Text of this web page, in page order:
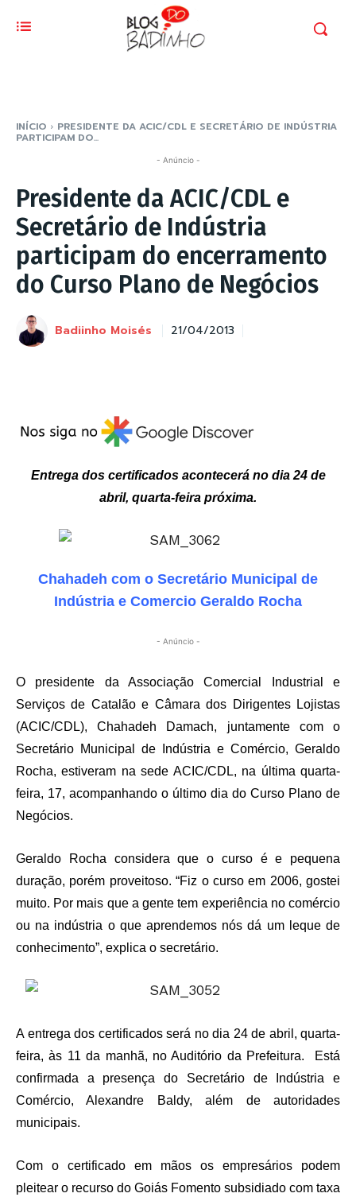
INÍCIO PRESIDENTE DA ACIC/CDL E SECRETÁRIO DE INDÚSTRIA
PARTICIPAM DO...
- Anúncio -
Presidente da ACIC/CDL e
Secretário de Indústria
participam do encerramento
do Curso Plano de Negócios
Badiinho Moisés 21/04/2013
Entrega dos certificados acontecerá no dia 24 de
abril, quarta-feira próxima.
Chahadeh com o Secretário Municipal de
Indústria e Comercio Geraldo Rocha
- Anúncio -
O presidente da Associação Comercial Industrial e
Serviços de Catalão e Câmara dos Dirigentes Lojistas
(ACIC/CDL), Chahadeh Damach, juntamente com o
Secretário Municipal de Indústria e Comércio, Geraldo
Rocha, estiveram na sede ACIC/CDL, na última quarta-
feira, 17, acompanhando o último dia do Curso Plano de
Negócios.
Geraldo Rocha considera que o curso é e pequena
duração, porém proveitoso. “Fiz o curso em 2006, gostei
muito. Por mais que a gente tem experiência no comércio
ou na indústria o que aprendemos nós dá um leque de
conhecimento”, explica o secretário.
A entrega dos certificados será no dia 24 de abril, quarta-
feira, às 11 da manhã, no Auditório da Prefeitura. Está
confirmada a presença do Secretário de Indústria e
Comércio, Alexandre Baldy, além de autoridades
municipais.
Com o certificado em mãos os empresários podem
pleitear o recurso do Goiás Fomento subsidiado com taxa